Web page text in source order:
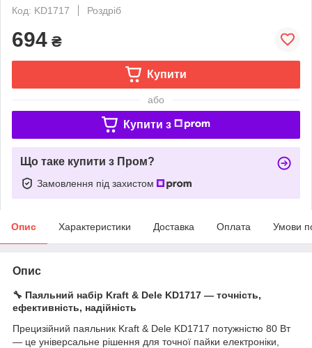
Код: KD1717
Роздріб
694 ₴
Купити
або
Купити з
Що таке купити з Пром?
Замовлення під захистом
Опис Характеристики Доставка Оплата Умови
Опис
🔧 Паяльний набір Kraft & Dele KD1717 — точність,
ефективність, надійність
Прецизійний паяльник Kraft & Dele KD1717 потужністю 80 Вт
— це універсальне рішення для точної пайки електроніки,